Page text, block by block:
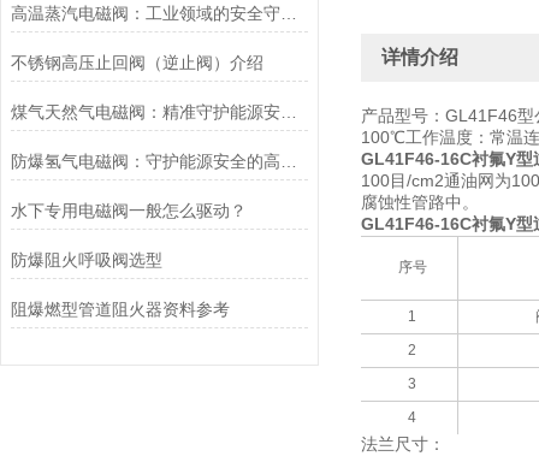
不锈钢高压止回阀（逆止阀）介绍
煤气天然气电磁阀：精准守护能源安全的“调控卫士”
水下专用电磁阀一般怎么驱动？
防爆阻火呼吸阀选型
阻爆燃型管道阻火器资料参考
详情介绍
产品型号：GL41F46
100℃工作温度：常温
GL41F46-16C衬氟Y型
100目/cm2通油网为
腐蚀性管路中。
GL41F46-16C衬氟Y型
序号
1
2
3
4
法兰尺寸：